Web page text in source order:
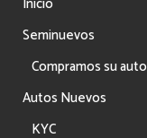
Seminuevos
Compramos su auto
Autos Nuevos
KYC